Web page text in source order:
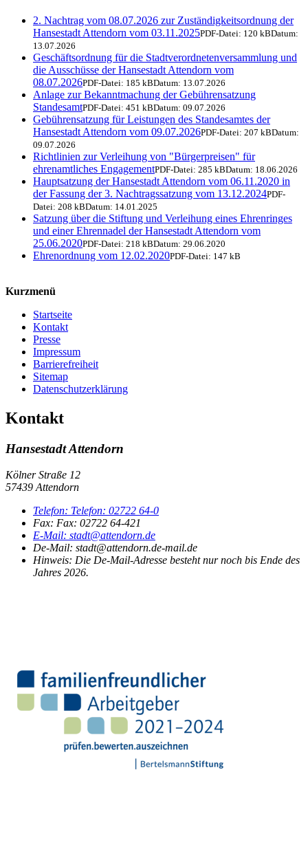
2. Nachtrag vom 08.07.2026 zur Zuständigkeitsordnung der
Hansestadt Attendorn vom 03.11.2025PDF-Datei: 120 kBDatum:
13.07.2026
Geschäftsordnung für die Stadtverordnetenversammlung und
die Ausschüsse der Hansestadt Attendorn vom
08.07.2026PDF-Datei: 185 kBDatum: 13.07.2026
Anlage zur Bekanntmachung der Gebührensatzung
StandesamtPDF-Datei: 451 kBDatum: 09.07.2026
Gebührensatzung für Leistungen des Standesamtes der
Hansestadt Attendorn vom 09.07.2026PDF-Datei: 207 kBDatum:
09.07.2026
Richtlinien zur Verleihung von "Bürgerpreisen" für
ehrenamtliches EngagementPDF-Datei: 285 kBDatum: 18.06.2026
Hauptsatzung der Hansestadt Attendorn vom 06.11.2020 in
der Fassung der 3. Nachtragssatzung vom 13.12.2024PDF-
Datei: 208 kBDatum: 14.01.2025
Satzung über die Stiftung und Verleihung eines Ehrenringes
und einer Ehrennadel der Hansestadt Attendorn vom
25.06.2020PDF-Datei: 218 kBDatum: 29.06.2020
Ehrenordnung vom 12.02.2020PDF-Datei: 147 kB
Kurzmenü
Startseite
Kontakt
Presse
Impressum
Barrierefreiheit
Sitemap
Datenschutzerklärung
Kontakt
Hansestadt Attendorn
Kölner Straße 12
57439 Attendorn
Telefon: Telefon: 02722 64-0
Fax: Fax: 02722 64-421
E-Mail: stadt@attendorn.de
De-Mail: stadt@attendorn.de-mail.de
Hinweis: Die De-Mail-Adresse besteht nur noch bis Ende des
Jahres 2026.